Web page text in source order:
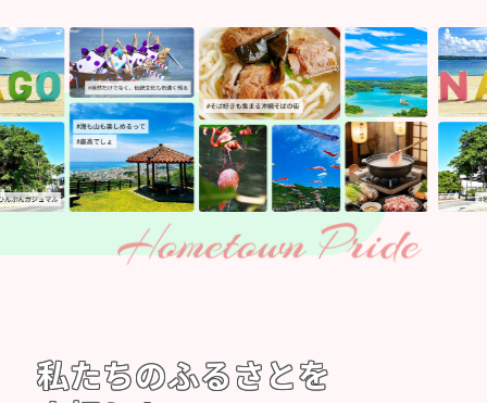
私たちのふるさとを